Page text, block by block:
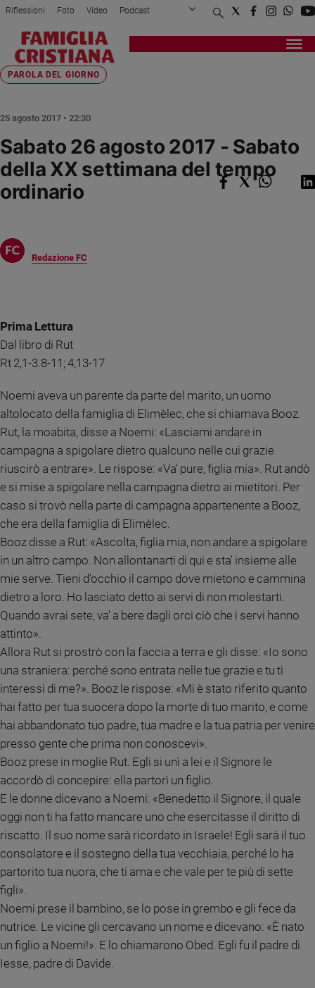
Attualità
Italia
Economia
Legalità
e
giustizia
Papa
Chiesa
Fede
spiritualità
Santi
Devozione
e
fede
Parola
del
giorno
Società
e
valori
Ambiente
e
Creato
Volontariato
Diritti
Aziende
di
della
settimana
Migranti
Diversità
e
inclusione
Costume
Cultura
e
spettacoli
Sanremo
Riflessioni Foto Video Podcast
Privacy Policy Chi siamo
Registrati Redazione
Home page> Fede e spiritualità
PAROLA DEL GIORNO
Sabato 26 agosto 2017 - Sabato
della XX settimana del tempo
ordinario
Redazione FC
25 agosto 2017 • 22:30
Prima Lettura
Dal libro di Rut
Rt 2,1-3.8-11; 4,13-17
Noemi aveva un parente da parte del marito, un uomo
altolocato della famiglia di Elimèlec, che si chiamava Booz.
Rut, la moabita, disse a Noemi: «Lasciami andare in
campagna a spigolare dietro qualcuno nelle cui grazie
riuscirò a entrare». Le rispose: «Va' pure, figlia mia». Rut andò
e si mise a spigolare nella campagna dietro ai mietitori. Per
caso si trovò nella parte di campagna appartenente a Booz,
che era della famiglia di Elimèlec.
Booz disse a Rut: «Ascolta, figlia mia, non andare a spigolare
in un altro campo. Non allontanarti di qui e sta' insieme alle
mie serve. Tieni d'occhio il campo dove mietono e cammina
dietro a loro. Ho lasciato detto ai servi di non molestarti.
Quando avrai sete, va' a bere dagli orci ciò che i servi hanno
attinto».
Allora Rut si prostrò con la faccia a terra e gli disse: «Io sono
una straniera: perché sono entrata nelle tue grazie e tu ti
interessi di me?». Booz le rispose: «Mi è stato riferito quanto
hai fatto per tua suocera dopo la morte di tuo marito, e come
hai abbandonato tuo padre, tua madre e la tua patria per venire
presso gente che prima non conoscevi».
Booz prese in moglie Rut. Egli si unì a lei e il Signore le
accordò di concepire: ella partorì un figlio.
E le donne dicevano a Noemi: «Benedetto il Signore, il quale
oggi non ti ha fatto mancare uno che esercitasse il diritto di
riscatto. Il suo nome sarà ricordato in Israele! Egli sarà il tuo
consolatore e il sostegno della tua vecchiaia, perché lo ha
partorito tua nuora, che ti ama e che vale per te più di sette
figli».
Noemi prese il bambino, se lo pose in grembo e gli fece da
nutrice. Le vicine gli cercavano un nome e dicevano: «È nato
un figlio a Noemi!». E lo chiamarono Obed. Egli fu il padre di
Iesse, padre di Davide.